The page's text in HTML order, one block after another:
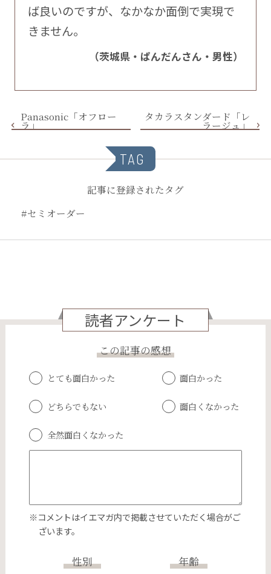
ば良いのですが、なかなか面倒で実現で
きません。
（茨城県・ぱんだんさん・男性）
Panasonic「オフロー
ラ」
タカラスタンダード「レ
ラージュ」
TAG
記事に登録されたタグ
#セミオーダー
読者アンケート
この記事の感想
とても面白かった 面白かった
どちらでもない 面白くなかった
全然面白くなかった
※コメントはイエマガ内で掲載させていただく場合がご
ざいます。
性別 年齢